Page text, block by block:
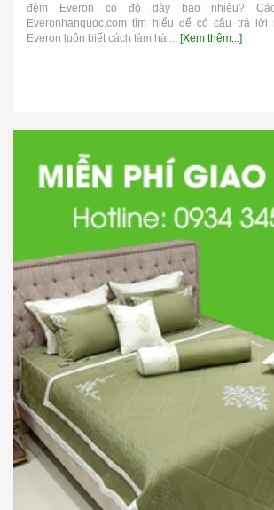
đệm Everon có độ dày bao nhiêu?
Everonhanquoc.com tìm hiểu để có câu trả
Everon luôn biết cách làm hài... [Xem thêm...]